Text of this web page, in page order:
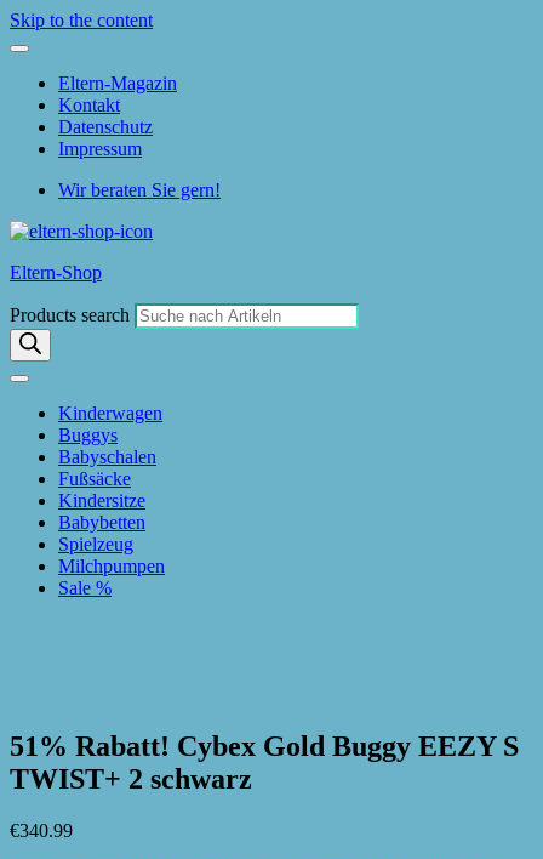
Skip to the content
Eltern-Magazin
Kontakt
Datenschutz
Impressum
Wir beraten Sie gern!
Eltern-Shop
Products search
Kinderwagen
Buggys
Babyschalen
Fußsäcke
Kindersitze
Babybetten
Spielzeug
Milchpumpen
Sale %
51% Rabatt! Cybex Gold Buggy EEZY S
TWIST+ 2 schwarz
€340.99